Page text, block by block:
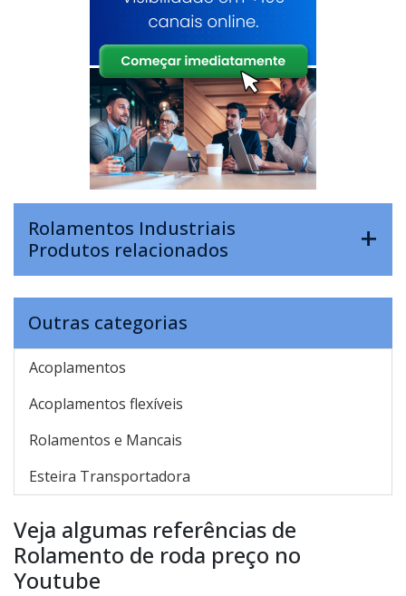
Rolamentos Industriais
Produtos relacionados
Outras categorias
Acoplamentos
Acoplamentos flexíveis
Rolamentos e Mancais
Esteira Transportadora
Veja algumas referências de
Rolamento de roda preço no
Youtube